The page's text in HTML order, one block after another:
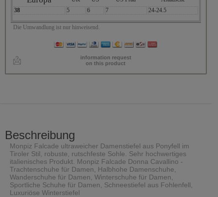
38
5 6 7 24-24.5
Die Umwandlung ist nur hinweisend.
information request
on this product
Beschreibung
Monpiz Falcade ultraweicher Damenstiefel aus Ponyfell im
Tiroler Stil, robuste, rutschfeste Sohle. Sehr hochwertiges
italienisches Produkt. Monpiz Falcade Donna Cavallino -
Trachtenschuhe für Damen, Halbhohe Damenschuhe,
Wanderschuhe für Damen, Winterschuhe für Damen,
Sportliche Schuhe für Damen, Schneestiefel aus Fohlenfell,
Luxuriöse Winterstiefel